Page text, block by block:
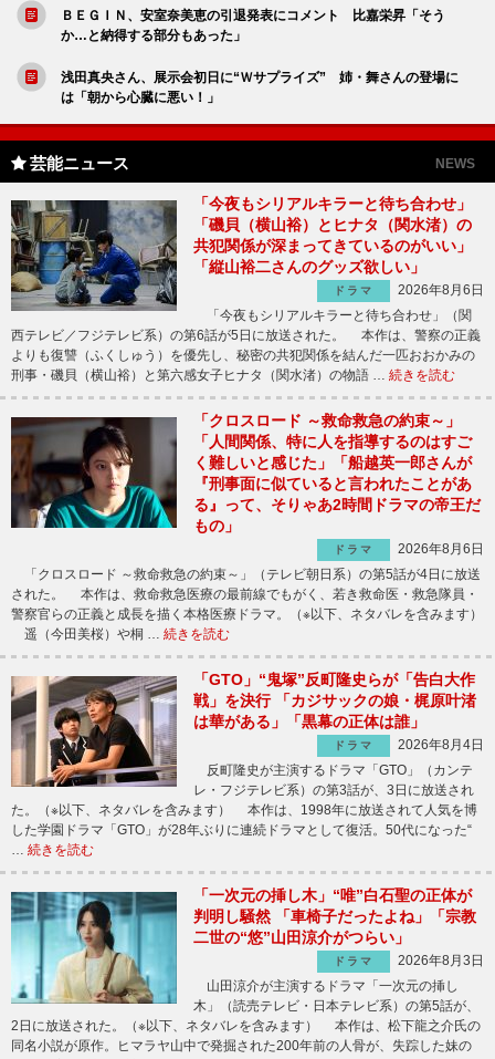
ＢＥＧＩＮ、安室奈美恵の引退発表にコメント 比嘉栄昇「そう
か…と納得する部分もあった」
浅田真央さん、展示会初日に“Ｗサプライズ” 姉・舞さんの登場に
は「朝から心臓に悪い！」
芸能ニュース NEWS
「今夜もシリアルキラーと待ち合わせ」
「磯貝（横山裕）とヒナタ（関水渚）の
共犯関係が深まってきているのがいい」
「縦山裕二さんのグッズ欲しい」
ドラマ
2026年8月6日
「今夜もシリアルキラーと待ち合わせ」（関
西テレビ／フジテレビ系）の第6話が5日に放送された。 本作は、警察の正義
よりも復讐（ふくしゅう）を優先し、秘密の共犯関係を結んだ一匹おおかみの
刑事・磯貝（横山裕）と第六感女子ヒナタ（関水渚）の物語 … 続きを読む
「クロスロード ～救命救急の約束～」
「人間関係、特に人を指導するのはすご
く難しいと感じた」「船越英一郎さんが
『刑事面に似ていると言われたことがあ
る』って、そりゃあ2時間ドラマの帝王だ
もの」
ドラマ
2026年8月6日
「クロスロード ～救命救急の約束～」（テレビ朝日系）の第5話が4日に放送
された。 本作は、救命救急医療の最前線でもがく、若き救命医・救急隊員・
警察官らの正義と成長を描く本格医療ドラマ。（※以下、ネタバレを含みます）
遥（今田美桜）や桐 … 続きを読む
「GTO」“鬼塚”反町隆史らが「告白大作
戦」を決行 「カジサックの娘・梶原叶渚
は華がある」「黒幕の正体は誰」
ドラマ
2026年8月4日
反町隆史が主演するドラマ「GTO」（カンテ
レ・フジテレビ系）の第3話が、3日に放送され
た。（※以下、ネタバレを含みます） 本作は、1998年に放送されて人気を博
した学園ドラマ「GTO」が28年ぶりに連続ドラマとして復活。50代になった“
続きを読む
「一次元の挿し木」“唯”白石聖の正体が
判明し騒然 「車椅子だったよね」「宗教
二世の“悠”山田涼介がつらい」
ドラマ
2026年8月3日
山田涼介が主演するドラマ「一次元の挿し
木」（読売テレビ・日本テレビ系）の第5話が、
2日に放送された。（※以下、ネタバレを含みます） 本作は、松下龍之介氏の
同名小説が原作。ヒマラヤ山中で発掘された200年前の人骨が、失踪した妹の